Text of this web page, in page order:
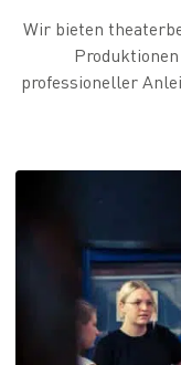
Wir bieten
professioneller